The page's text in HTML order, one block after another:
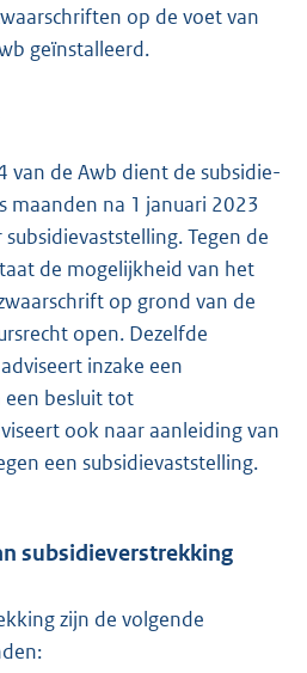
op de voet van
geïnstalleerd.
van de Awb dient de subsidie-
maanden na 1 januari 2023
Tegen de
de mogelijkheid van het
op grond van de
open. Dezelfde
inzake een
een besluit tot
ook naar aanleiding van
een subsidievaststelling.
subsidieverstrekking
zijn de volgende